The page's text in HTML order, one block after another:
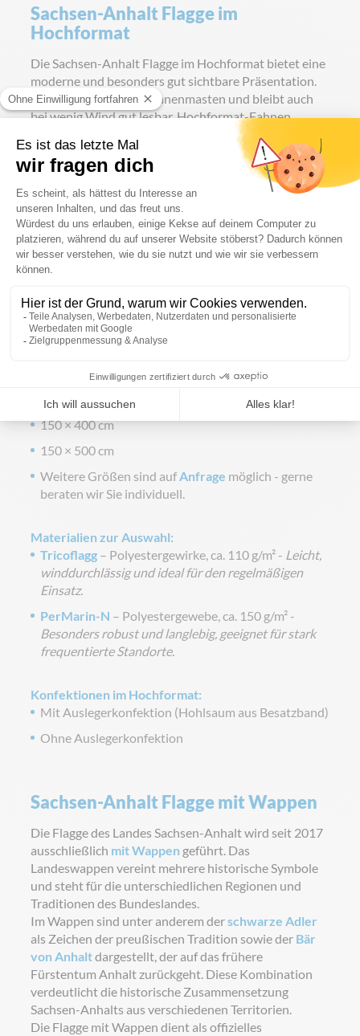
Sachsen-Anhalt Flagge im
Hochformat
Die Sachsen-Anhalt Flagge im Hochformat bietet eine
moderne und besonders gut sichtbare Präsentation.
Sie ist ideal für hohe Fahnenmasten und bleibt auch
bei wenig Wind gut lesbar. Hochformat-Fahnen
werden häufig vor Behörden, Unternehmen,
Veranstaltungsorten und entlang von
Zufahrtsstraßen eingesetzt.
Das Hochformat wird bevorzugt eingesetzt, wenn eine
dauerhaft gut sichtbare Darstellung gewünscht ist –
insbesondere an hohen Fahnenmasten, Einfahrten
oder stark frequentierten Standorten. Durch die
vertikale Ausrichtung bleibt die Flagge auch bei wenig
Wind gut erkennbar.
ausschließlich mit Wappenerhältlich und wird
bevorzugt an offiziellen und repräsentativen
Standorten eingesetzt.
Verfügbare Größen im Hochformat (B × H):
120 × 300 cm
150 × 400 cm
150 × 500 cm
Weitere Größen sind aufAnfrage möglich - gerne
beraten wir Sie individuell.
Materialien zur Auswahl:
Tricoflagg – Polyestergewirke, ca. 110 g/m² - Leicht,
winddurchlässig und ideal für den regelmäßigen
Einsatz.
PerMarin-N – Polyestergewebe, ca. 150 g/m² -
Besonders robust und langlebig, geeignet für stark
frequentierte Standorte.
Konfektionen im Hochformat:
Mit Auslegerkonfektion (Hohlsaum aus Besatzband)
Ohne Auslegerkonfektion
Sachsen-Anhalt Flagge mit Wappen
Die Flagge des Landes Sachsen-Anhalt wird seit 2017
ausschließlich mit Wappen geführt. Das
Landeswappen vereint mehrere historische Symbole
und steht für die unterschiedlichen Regionen und
Traditionen des Bundeslandes.
Im Wappen sind unter anderem derschwarze Adler
als Zeichen der preußischen Tradition sowie der Bär
von Anhaltdargestellt, der auf das frühere
Fürstentum Anhalt zurückgeht. Diese Kombination
verdeutlicht die historische Zusammensetzung
Sachsen-Anhalts aus verschiedenen Territorien.
Die Flagge mit Wappen dient als offizielles